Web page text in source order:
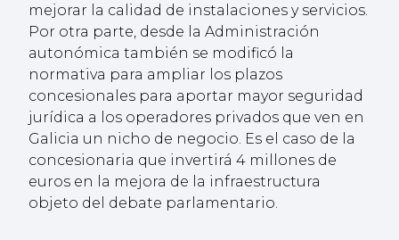
mejorar la calidad de instalaciones y servicios.
Por otra parte, desde la Administración
autonómica también se modificó la
normativa para ampliar los plazos
concesionales para aportar mayor seguridad
jurídica a los operadores privados que ven en
Galicia un nicho de negocio. Es el caso de la
concesionaria que invertirá 4 millones de
euros en la mejora de la infraestructura
objeto del debate parlamentario.